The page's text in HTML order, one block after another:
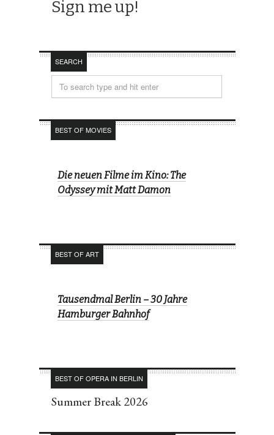
SEARCH
BEST OF MOVIES
Die neuen Filme im Kino: The
Odyssey mit Matt Damon
BEST OF ART
Tausendmal Berlin – 30 Jahre
Hamburger Bahnhof
BEST OF OPERA IN BERLIN
Summer Break 2026